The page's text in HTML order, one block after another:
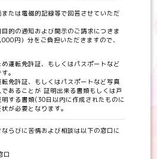
たは電磁的記録等で回答させていただ
的の通知および開示のご請求につきま
円）分をご負担いただきますので、
運転免許証、もしくはパスポートなど
。
免許証、もしくはパスポートなど写真
あることが 証明出来る書類もしくは戸
する書類(30日以内に作成されたものに
が必要となります。
らびに苦情および相談は以下の窓口に
口